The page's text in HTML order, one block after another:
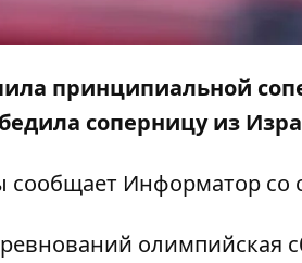
принципиальной
соперницу из
сообщает Информатор со
олимпийская